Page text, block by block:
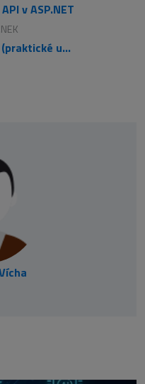
v ASP.NET
Kurz SVG - animace (praktické ukázky pro pokročilé)